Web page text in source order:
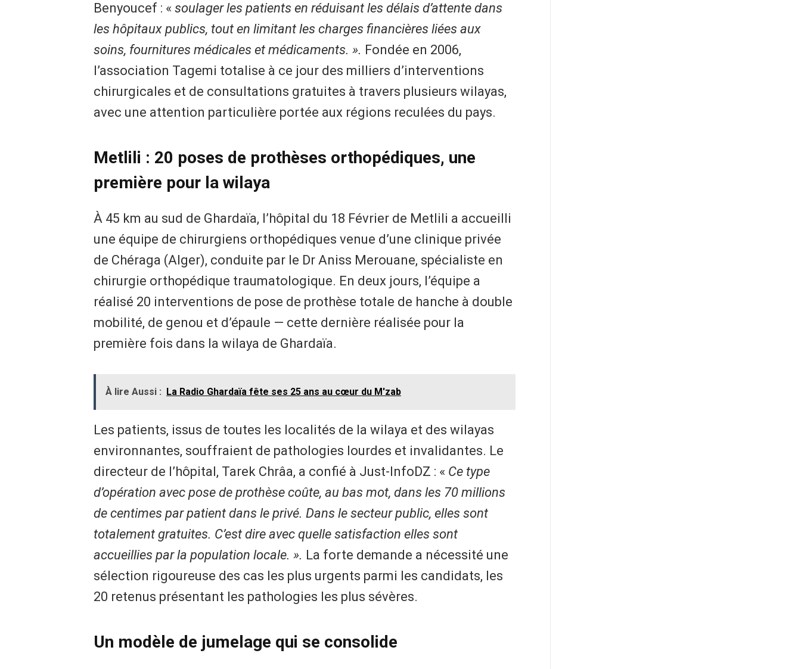
Benyoucef : « soulager les patients en réduisant les délais d’attente dans
les hôpitaux publics, tout en limitant les charges financières liées aux
soins, fournitures médicales et médicaments. ». Fondée en 2006,
l’association Tagemi totalise à ce jour des milliers d’interventions
chirurgicales et de consultations gratuites à travers plusieurs wilayas,
avec une attention particulière portée aux régions reculées du pays.
Metlili : 20 poses de prothèses orthopédiques, une
première pour la wilaya
À 45 km au sud de Ghardaïa, l’hôpital du 18 Février de Metlili a accueilli
une équipe de chirurgiens orthopédiques venue d’une clinique privée
de Chéraga (Alger), conduite par le Dr Aniss Merouane, spécialiste en
chirurgie orthopédique traumatologique. En deux jours, l’équipe a
réalisé 20 interventions de pose de prothèse totale de hanche à double
mobilité, de genou et d’épaule — cette dernière réalisée pour la
première fois dans la wilaya de Ghardaïa.
À lire Aussi : La Radio Ghardaïa fête ses 25 ans au cœur du M'zab
Les patients, issus de toutes les localités de la wilaya et des wilayas
environnantes, souffraient de pathologies lourdes et invalidantes. Le
directeur de l’hôpital, Tarek Chrâa, a confié à Just-InfoDZ : « Ce type
d’opération avec pose de prothèse coûte, au bas mot, dans les 70 millions
de centimes par patient dans le privé. Dans le secteur public, elles sont
totalement gratuites. C’est dire avec quelle satisfaction elles sont
accueillies par la population locale. ». La forte demande a nécessité une
sélection rigoureuse des cas les plus urgents parmi les candidats, les
20 retenus présentant les pathologies les plus sévères.
Un modèle de jumelage qui se consolide